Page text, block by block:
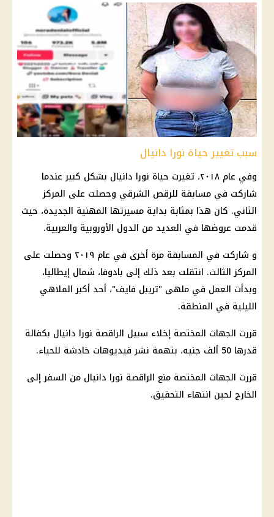
سبب تغيير حياة نورا دانيال
وفي عام ٢٠١٨، تغيرت حياة نورا دانيال بشكل كبير عندما
شاركت في مسابقة للرقص الشرقي وحصلت على المركز
الثاني. كان هذا بمثابة بداية مسيرتها المهنية الجديدة، حيث
قدمت عروضها في العديد من الدول الأوروبية والعربية.
و شاركت في المسابقة مرة أخرى في عام ٢٠١٩ وحصلت على
المركز الثالث. انتقلت بعد ذلك إلى بادوفا، شمال إيطاليا،
وبدأت العمل في ملهى "تريبل فايف"، أحد أكبر الملاهي
الليلية في المنطقة.
قررت الجهات المختصة إخلاء سبيل الراقصة نورا دانيال بكفالة
قدرها 50 ألف جنيه، بتهمة نشر فيديوهات
خادشة للحياء.
قررت الجهات المختصة منع الراقصة نورا دانيال من السفر إلى
الخارج لحين انتهاء التحقيق.